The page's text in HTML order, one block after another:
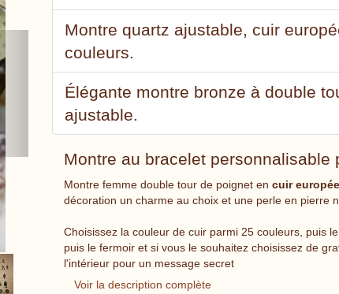
Next
Montre quartz ajustable, cuir
couleurs.
Élégante montre bronze à double
ajustable.
Montre au bracelet personnalisable
Montre femme double tour de poignet en cuir
décoration un charme au choix et une perle en pierre
Choisissez la couleur de cuir parmi 25 couleurs, puis
puis le fermoir et si vous le souhaitez choisissez de
l'intérieur pour un message secret
Voir la description complète